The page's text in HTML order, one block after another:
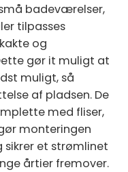
badeværelser,
tilpasses
og
gør it muligt at
muligt, så
af pladsen. De
med fliser,
monteringen
sikrer et strømlinet
årtier fremover.